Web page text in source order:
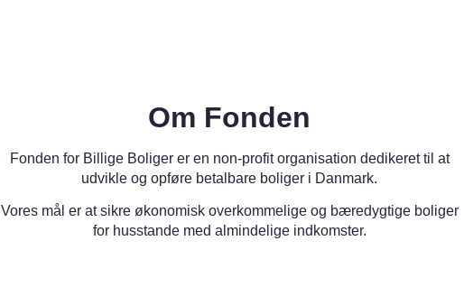
Om Fonden
Fonden for Billige Boliger er en non-profit organisation dedikeret til at
udvikle og opføre betalbare boliger i Danmark.
Vores mål er at sikre økonomisk overkommelige og bæredygtige boliger
for husstande med almindelige indkomster.